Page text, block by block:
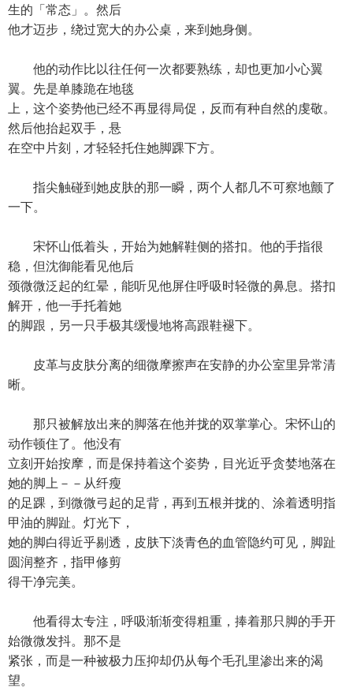
生的「常态」。然后
他才迈步，绕过宽大的办公桌，来到她身侧。
他的动作比以往任何一次都要熟练，却也更加小心翼
翼。先是单膝跪在地毯
上，这个姿势他已经不再显得局促，反而有种自然的虔敬。
然后他抬起双手，悬
在空中片刻，才轻轻托住她脚踝下方。
指尖触碰到她皮肤的那一瞬，两个人都几不可察地颤了
一下。
宋怀山低着头，开始为她解鞋侧的搭扣。他的手指很
稳，但沈御能看见他后
颈微微泛起的红晕，能听见他屏住呼吸时轻微的鼻息。搭扣
解开，他一手托着她
的脚跟，另一只手极其缓慢地将高跟鞋褪下。
皮革与皮肤分离的细微摩擦声在安静的办公室里异常清
晰。
那只被解放出来的脚落在他并拢的双掌掌心。宋怀山的
动作顿住了。他没有
立刻开始按摩，而是保持着这个姿势，目光近乎贪婪地落在
她的脚上－－从纤瘦
的足踝，到微微弓起的足背，再到五根并拢的、涂着透明指
甲油的脚趾。灯光下，
她的脚白得近乎剔透，皮肤下淡青色的血管隐约可见，脚趾
圆润整齐，指甲修剪
得干净完美。
他看得太专注，呼吸渐渐变得粗重，捧着那只脚的手开
始微微发抖。那不是
紧张，而是一种被极力压抑却仍从每个毛孔里渗出来的渴
望。